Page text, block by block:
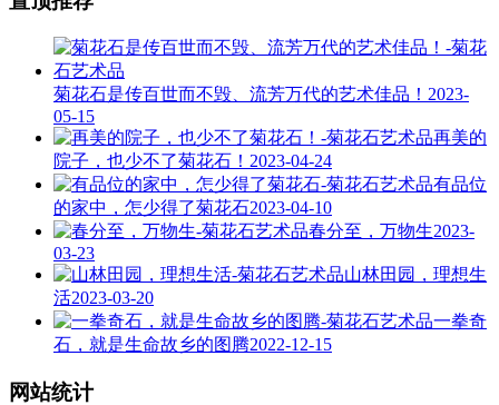
菊花石是传百世而不毁、流芳万代的艺术佳品！ 2023-
05-15
再美的
院子，也少不了菊花石！ 2023-04-24
有品位
的家中，怎少得了菊花石2023-04-10
春分至，万物生2023-
03-23
山林田园，理想生
活2023-03-20
一拳奇
石，就是生命故乡的图腾2022-12-15
网站统计